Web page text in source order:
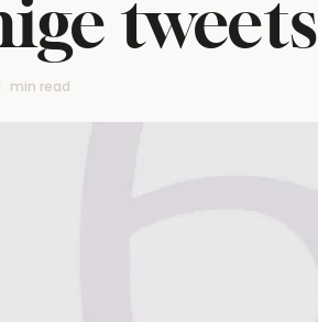
tweets
min read